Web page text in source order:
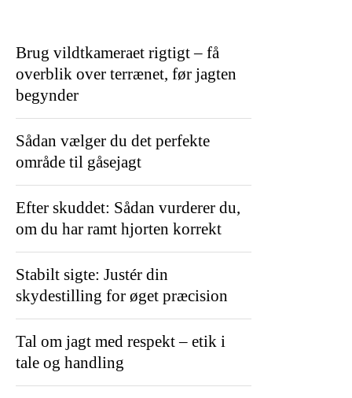
Brug vildtkameraet rigtigt – få
overblik over terrænet, før jagten
begynder
Sådan vælger du det perfekte
område til gåsejagt
Efter skuddet: Sådan vurderer du,
om du har ramt hjorten korrekt
Stabilt sigte: Justér din
skydestilling for øget præcision
Tal om jagt med respekt – etik i
tale og handling